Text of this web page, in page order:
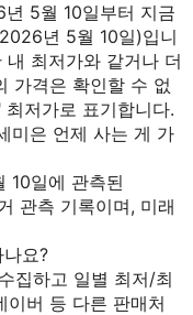
5월 10일부터 지금
년 5월 10일)입니
최저가와 같거나 더
가격은 확인할 수 없
저가로 표기합니다.
미은 언제 사는 게 가
10일에 관측된
관측 기록이며, 미래
요?
집하고 일별 최저/최
이버 등 다른 판매처